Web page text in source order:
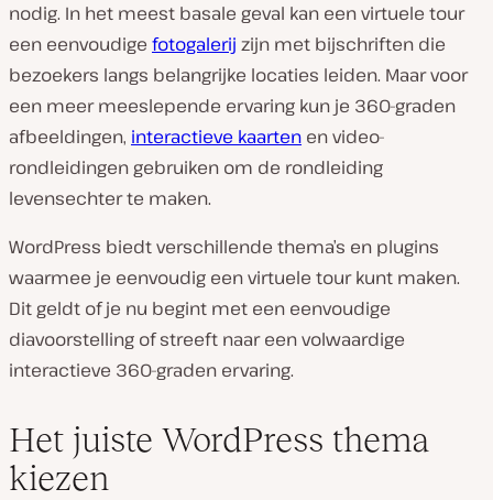
nodig. In het meest basale geval kan een virtuele tour
een eenvoudige fotogalerij zijn met bijschriften die
bezoekers langs belangrijke locaties leiden. Maar voor
een meer meeslepende ervaring kun je 360-graden
afbeeldingen, interactieve kaarten en video-
rondleidingen gebruiken om de rondleiding
levensechter te maken.
WordPress biedt verschillende thema’s en plugins
waarmee je eenvoudig een virtuele tour kunt maken.
Dit geldt of je nu begint met een eenvoudige
diavoorstelling of streeft naar een volwaardige
interactieve 360-graden ervaring.
Het juiste WordPress thema
kiezen